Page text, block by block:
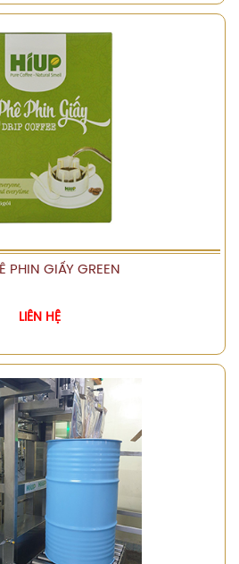
PHIN GIẤY GREEN
LIÊN HỆ